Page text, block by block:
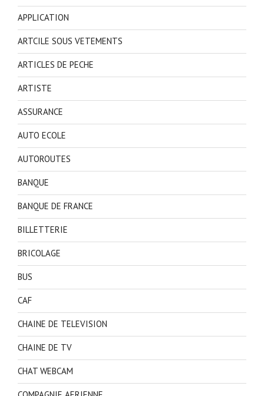
APPLICATION
ARTCILE SOUS VETEMENTS
ARTICLES DE PECHE
ARTISTE
ASSURANCE
AUTO ECOLE
AUTOROUTES
BANQUE
BANQUE DE FRANCE
BILLETTERIE
BRICOLAGE
BUS
CAF
CHAINE DE TELEVISION
CHAINE DE TV
CHAT WEBCAM